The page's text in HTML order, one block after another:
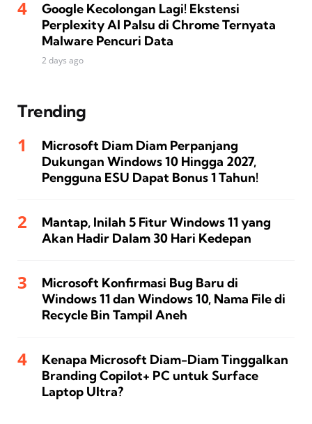
Google Kecolongan Lagi! Ekstensi
Perplexity AI Palsu di Chrome Ternyata
Malware Pencuri Data
2 days ago
Trending
Microsoft Diam Diam Perpanjang
Dukungan Windows 10 Hingga 2027,
Pengguna ESU Dapat Bonus 1 Tahun!
Mantap, Inilah 5 Fitur Windows 11 yang
Akan Hadir Dalam 30 Hari Kedepan
Microsoft Konfirmasi Bug Baru di
Windows 11 dan Windows 10, Nama File di
Recycle Bin Tampil Aneh
Kenapa Microsoft Diam-Diam Tinggalkan
Branding Copilot+ PC untuk Surface
Laptop Ultra?